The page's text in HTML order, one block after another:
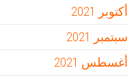
أكتوبر 2021
سبتمبر 2021
أغسطس 2021